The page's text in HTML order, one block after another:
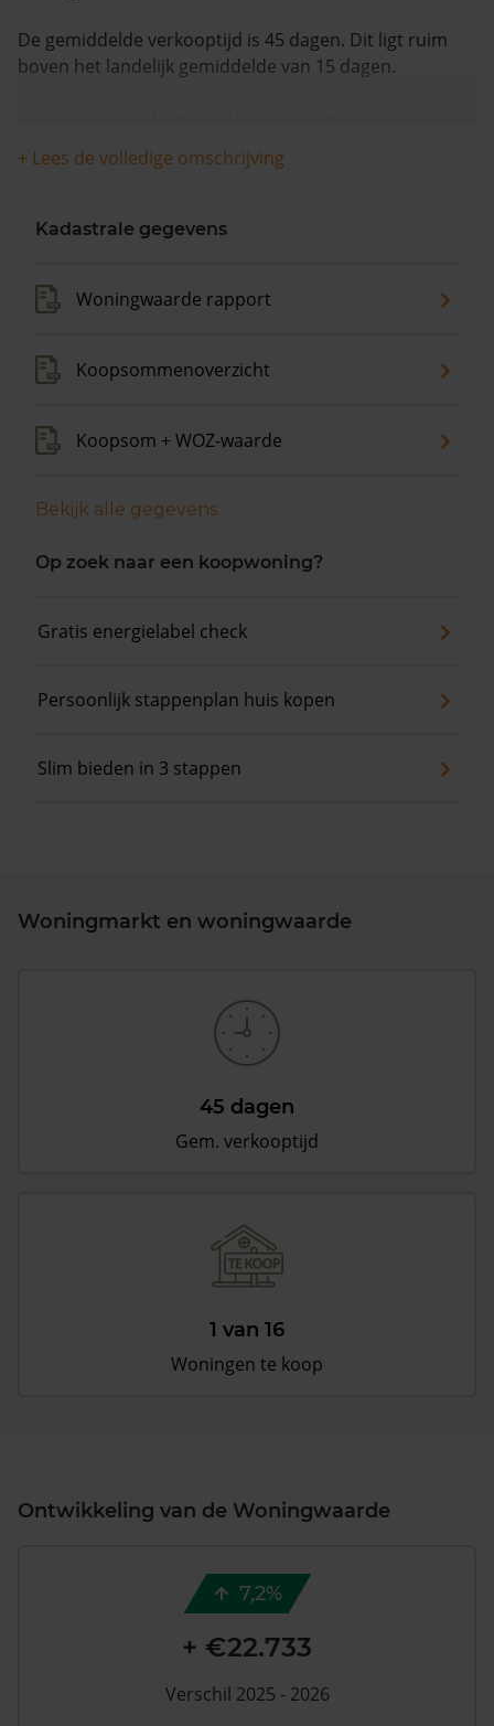
De gemiddelde verkooptijd is 45 dagen. Dit ligt ruim
boven het landelijk gemiddelde van 15 dagen.
woningwaarde met 7,2% gestegen.
+ Lees de volledige omschrijving
Kadastrale gegevens
Woningwaarde rapport
Koopsommenoverzicht
Koopsom + WOZ-waarde
Bekijk alle gegevens
Op zoek naar een koopwoning?
Gratis energielabel check
Persoonlijk stappenplan huis kopen
Slim bieden in 3 stappen
Woningmarkt en woningwaarde
45 dagen
Gem. verkooptijd
1 van 16
Woningen te koop
Ontwikkeling van de Woningwaarde
7,2%
+ €22.733
Verschil 2025 - 2026